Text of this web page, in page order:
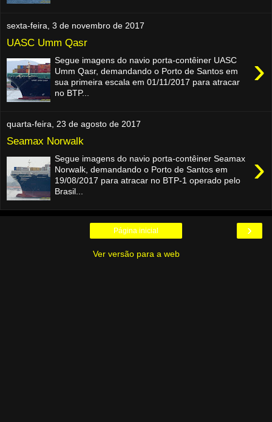
sexta-feira, 3 de novembro de 2017
UASC Umm Qasr
›
Segue imagens do navio porta-contêiner UASC
Umm Qasr, demandando o Porto de Santos em
sua primeira escala em 01/11/2017 para atracar
no BTP...
quarta-feira, 23 de agosto de 2017
Seamax Norwalk
›
Segue imagens do navio porta-contêiner Seamax
Norwalk, demandando o Porto de Santos em
19/08/2017 para atracar no BTP-1 operado pelo
Brasil...
›
Página inicial
Ver versão para a web